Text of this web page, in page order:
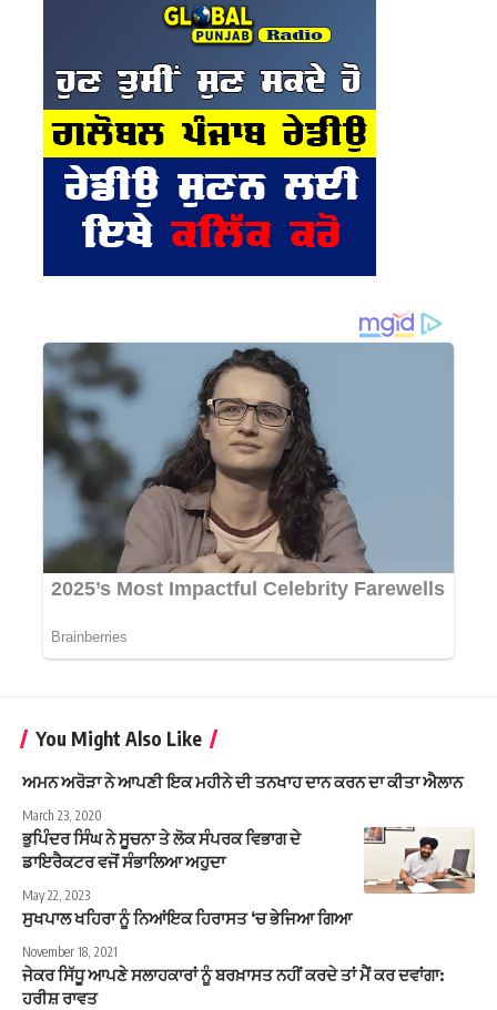
You Might Also Like
ਅਮਨ ਅਰੋੜਾ ਨੇ ਆਪਣੀ ਇਕ ਮਹੀਨੇ ਦੀ ਤਨਖਾਹ ਦਾਨ ਕਰਨ ਦਾ ਕੀਤਾ ਐਲਾਨ
March 23, 2020
ਭੁਪਿੰਦਰ ਸਿੰਘ ਨੇ ਸੂਚਨਾ ਤੇ ਲੋਕ ਸੰਪਰਕ ਵਿਭਾਗ ਦੇ
ਡਾਇਰੈਕਟਰ ਵਜੋਂ ਸੰਭਾਲਿਆ ਅਹੁਦਾ
May 22, 2023
ਸੁਖਪਾਲ ਖਹਿਰਾ ਨੂੰ ਨਿਆਂਇਕ ਹਿਰਾਸਤ ‘ਚ ਭੇਜਿਆ ਗਿਆ
November 18, 2021
ਜੇਕਰ ਸਿੱਧੂ ਆਪਣੇ ਸਲਾਹਕਾਰਾਂ ਨੂੰ ਬਰਖ਼ਾਸਤ ਨਹੀਂ ਕਰਦੇ ਤਾਂ ਮੈਂ ਕਰ ਦਵਾਂਗਾ:
ਹਰੀਸ਼ ਰਾਵਤ